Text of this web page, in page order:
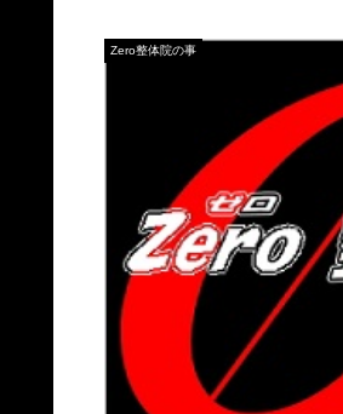
Zero整体院の事